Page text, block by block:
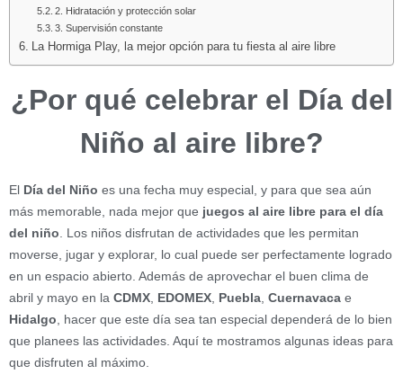
2. Hidratación y protección solar
3. Supervisión constante
La Hormiga Play, la mejor opción para tu fiesta al aire libre
¿Por qué celebrar el Día del
Niño al aire libre?
El Día del Niño es una fecha muy especial, y para que sea aún
más memorable, nada mejor que juegos al aire libre para el día
del niño . Los niños disfrutan de actividades que les permitan
moverse, jugar y explorar, lo cual puede ser perfectamente logrado
en un espacio abierto. Además de aprovechar el buen clima de
abril y mayo en la CDMX EDOMEX Puebla Cuernavaca e
Hidalgo , hacer que este día sea tan especial dependerá de lo bien
que planees las actividades. Aquí te mostramos algunas ideas para
que disfruten al máximo.